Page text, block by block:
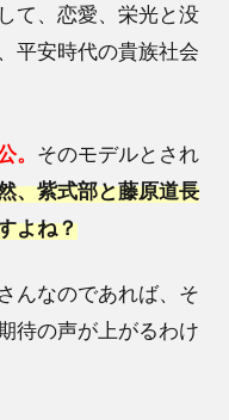
て、恋愛、栄光と没
平安時代の貴族社会
。 そのモデルとされ
、紫式部と藤原道長
よね？
んなのであれば、そ
待の声が上がるわけ